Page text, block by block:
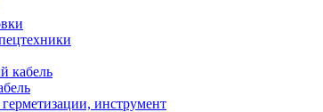
кабель
инструмент